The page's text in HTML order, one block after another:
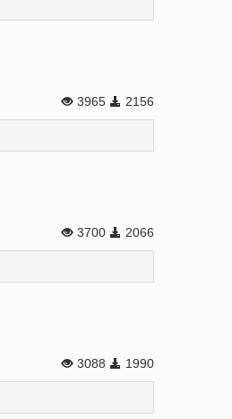
3965 2156
3700 2066
3088 1990